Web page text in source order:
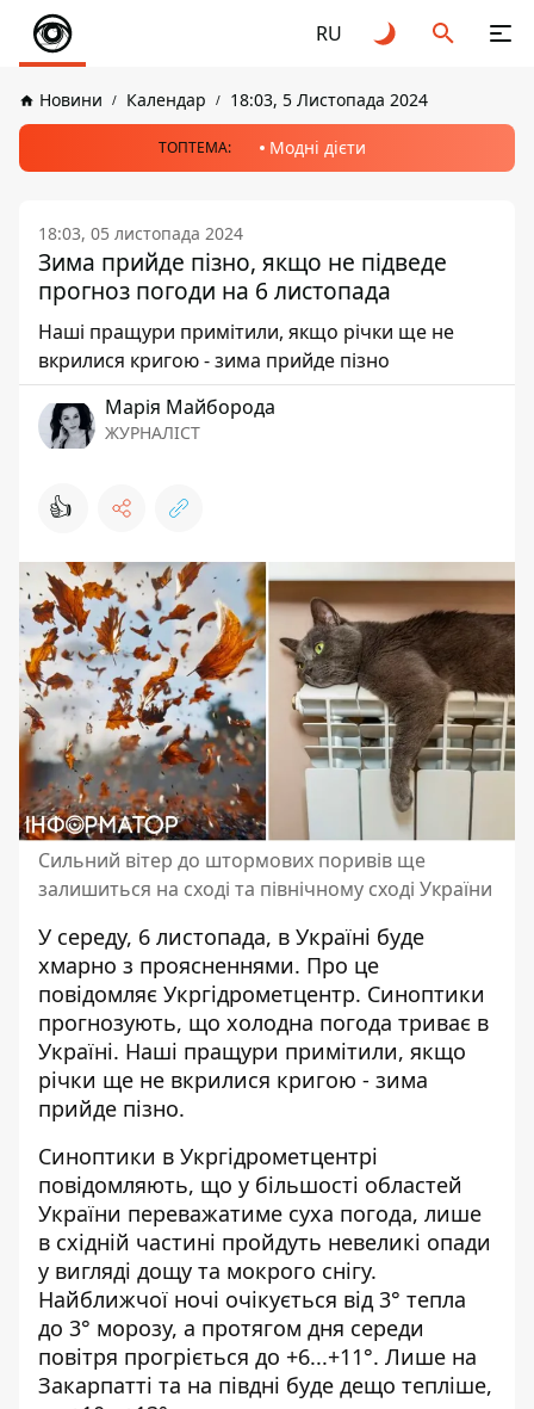
RU
Новини Календар 18:03, 5 Листопада 2024
ТОПТЕМА: Модні дієти
18:03, 05 листопада 2024
Зима прийде пізно, якщо не підведе
прогноз погоди на 6 листопада
Наші пращури примітили, якщо річки ще не
вкрилися кригою - зима прийде пізно
Марія Майборода
ЖУРНАЛІСТ
👍
Сильний вітер до штормових поривів ще
залишиться на сході та північному сході України
У середу, 6 листопада, в Україні буде
хмарно з проясненнями. Про це
повідомляє Укргідрометцентр. Синоптики
прогнозують, що холодна погода триває в
Україні. Наші пращури примітили, якщо
річки ще не вкрилися кригою - зима
прийде пізно.
Синоптики в Укргідрометцентрі
повідомляють, що у більшості областей
України переважатиме суха погода, лише
в східній частині пройдуть невеликі опади
у вигляді дощу та мокрого снігу.
Найближчої ночі очікується від 3° тепла
до 3° морозу, а протягом дня середи
повітря прогріється до +6...+11°. Лише на
Закарпатті та на півдні буде дещо тепліше,